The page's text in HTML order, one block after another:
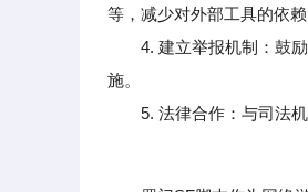
等，减少对外部工具的依赖
4. 建立举报机制：鼓励
施。
5. 法律合作：与司法机